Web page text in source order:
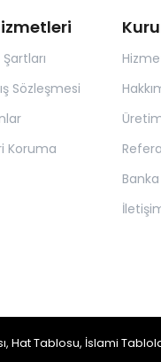
Sözleşmesi
Koruma
Hat Tablosu, İslami